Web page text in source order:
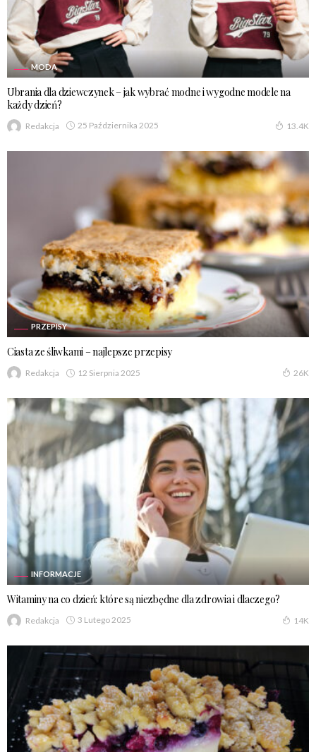
MODA
Ubrania dla dziewczynek – jak wybrać modne i wygodne modele na
każdy dzień?
Redakcja 25 Października 2025 13.4K
PRZEPISY
Ciasta ze śliwkami – najlepsze przepisy
Redakcja 12 Sierpnia 2025 26K
INFORMACJE
Witaminy na co dzień: które są niezbędne dla zdrowia i dlaczego?
Redakcja 3 Lutego 2025 14K